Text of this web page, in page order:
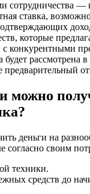
сотрудничества —
ставка,
которые
с конкурентными
будет рассмотрена
можно
деньги на
согласно своим
техники.
средств до